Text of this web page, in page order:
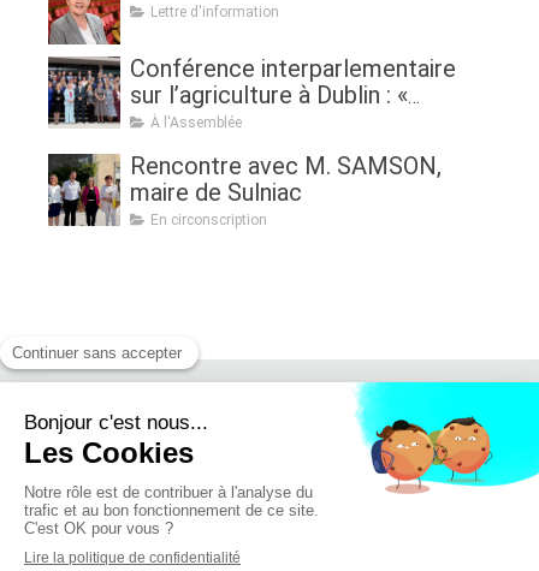
Lettre d'information
Conférence interparlementaire
sur l’agriculture à Dublin : «
Assurer l'avenir de l'agriculture, de
Renouveau générationnel,
femmes dans l'agriculture et
sécurité alimentaire »
À l'Assemblée
Rencontre avec M. SAMSON,
maire de Sulniac
En circonscription
Retrouvez moi sur :